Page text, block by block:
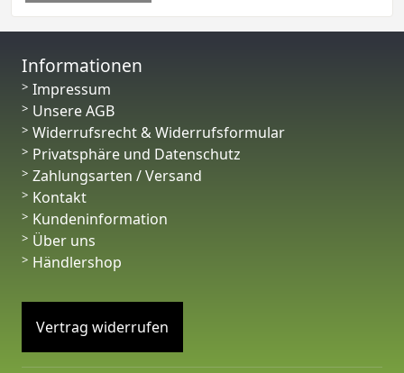
Informationen
Impressum
Unsere AGB
Widerrufsrecht & Widerrufsformular
Privatsphäre und Datenschutz
Zahlungsarten / Versand
Kontakt
Kundeninformation
Über uns
Händlershop
Vertrag widerrufen